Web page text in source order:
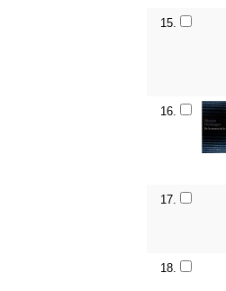
15.
16.
17.
18.